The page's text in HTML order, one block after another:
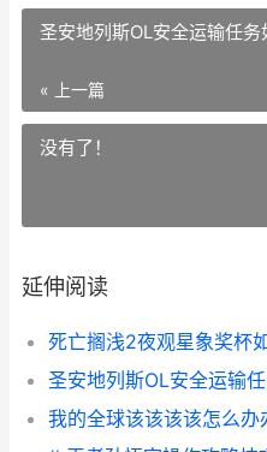
圣安地列斯OL安全运输任
« 上一篇
没有了！
延伸阅读
我的全球该该该该怎么办